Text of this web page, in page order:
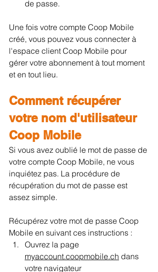
de passe.
Une fois votre compte Coop Mobile
créé, vous pouvez vous connecter à
l'espace client Coop Mobile pour
gérer votre abonnement à tout moment
et en tout lieu.
Comment récupérer
votre nom d'utilisateur
Coop Mobile
Si vous avez oublié le mot de passe de
votre compte Coop Mobile, ne vous
inquiétez pas. La procédure de
récupération du mot de passe est
assez simple.
Récupérez votre mot de passe Coop
Mobile en suivant ces instructions :
Ouvrez la page
myaccount.coopmobile.ch dans
votre navigateur